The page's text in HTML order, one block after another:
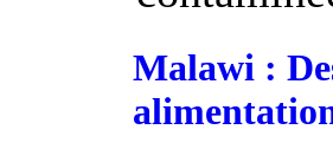
Malawi :